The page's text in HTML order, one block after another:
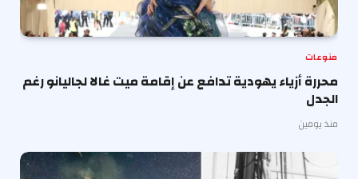
منوعات
محررة أزياء يهودية تدافع عن إقامة ميت غالا لجاليانو رغم
الجدل
منذ يومين